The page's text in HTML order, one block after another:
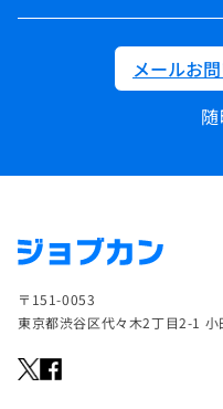
メールお
〒151-0053
東京都渋谷区代々木2丁目2-1